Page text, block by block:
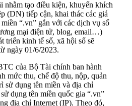
nhằm tạo điều kiện, khuyến khích
(DN) tiếp cận, khai thác các giá
“.vn” gắn với các dịch vụ số
mại điện tử, blog, email…)
triển kinh tế số, xã hội số sẽ
ngày 01/6/2023.
của Bộ Tài chính ban hành
mức thu, chế độ thu, nộp, quản
sử dụng tên miền và địa chỉ
dụng tên miền quốc gia “.vn”
địa chỉ Internet (IP). Theo đó,